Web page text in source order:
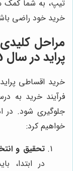
تیپ، به شما کمک
خرید خود راضی
مراحل
پراید در سال 1405
خرید اقساطی
فرآیند خرید به
جلوگیری شود. در
خواهیم کرد:
تحقیق و
در ابتدا،